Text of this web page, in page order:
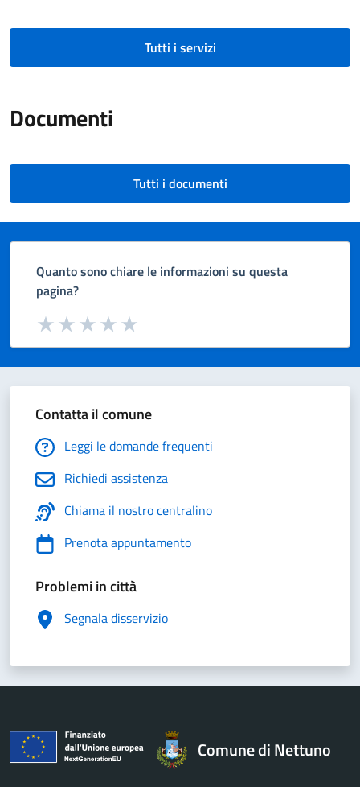
Tutti i servizi
Documenti
Tutti i documenti
Quanto sono chiare le informazioni su questa
pagina?
Valuta da 1 a 5 stelle la pagina
Valuta 5 stelle su 5
Valuta 4 stelle su 5
Valuta 3 stelle su 5
Valuta 2 stelle su 5
Valuta 1 stelle su 5
Contatta il comune
Leggi le domande frequenti
Richiedi assistenza
Chiama il nostro centralino
Prenota appuntamento
Problemi in città
Segnala disservizio
Comune di Nettuno